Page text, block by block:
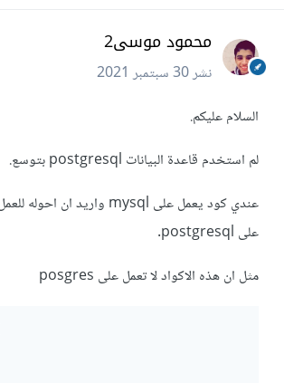
محمود موسى2
نشر30 سبتمبر 2021
السلام عليكم.
لم استخدم قاعدة البيانات postgresql بتوسع.
عندي كود يعمل على mysql واريد ان احوله للعمل
على postgresql.
مثل ان هذه الاكواد لا تعمل على posgres